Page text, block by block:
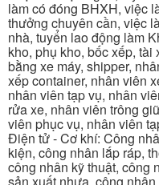
làm có đóng BHXH, việc
thưởng chuyên cần, việc
nhà, tuyển lao động làm
kho, phụ kho, bốc xếp,
bằng xe máy, shipper,
xếp container, nhân viên
nhân viên tạp vụ, nhân
rửa xe, nhân viên trông
viên phục vụ, nhân viên
Điện tử - Cơ khí: Công
kiện, công nhân lắp ráp,
công nhân kỹ thuật, công
sản xuất nhựa, công